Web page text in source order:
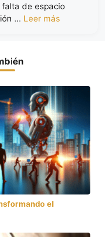
de espacio
… Leer más
el